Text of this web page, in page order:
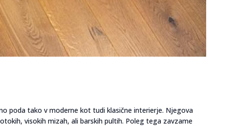
poda tako v moderne kot tudi klasične interierje. Njegova
visokih mizah, ali barskih pultih. Poleg tega zavzame